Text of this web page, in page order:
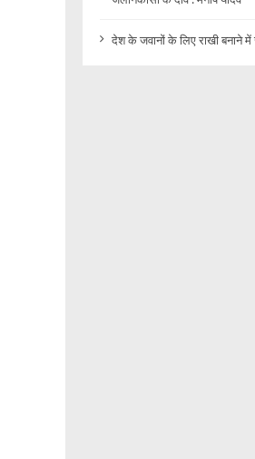
देश के जवानों के लिए राखी बनाने में